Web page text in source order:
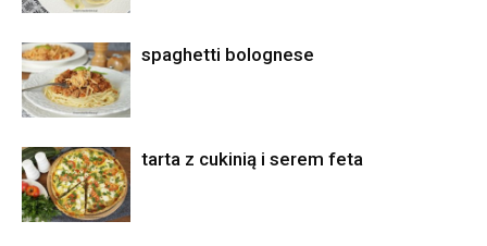
spaghetti bolognese
tarta z cukinią i serem feta